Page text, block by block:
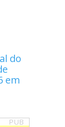
do
em
PUB